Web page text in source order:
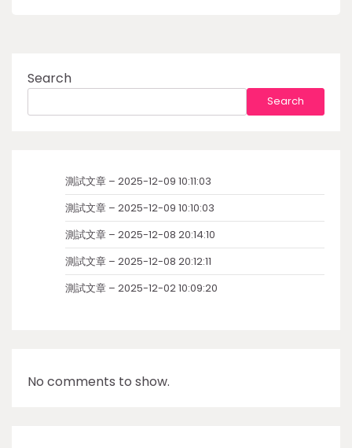
Search
Search
測試文章 – 2025-12-09 10:11:03
測試文章 – 2025-12-09 10:10:03
測試文章 – 2025-12-08 20:14:10
測試文章 – 2025-12-08 20:12:11
測試文章 – 2025-12-02 10:09:20
No comments to show.